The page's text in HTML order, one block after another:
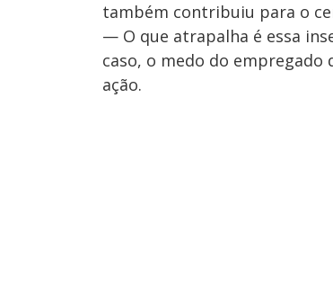
também contribuiu para o
— O que atrapalha é essa
caso, o medo do
ação.